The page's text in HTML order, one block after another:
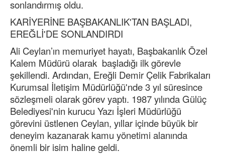
sonlandırmış oldu.
KARİYERİNE BAŞBAKANLIK'TAN BAŞLADI,
EREĞLİ'DE SONLANDIRDI
Ali Ceylan’ın memuriyet hayatı, Başbakanlık Özel
Kalem Müdürü olarak başladığı ilk görevle
şekillendi. Ardından, Ereğli Demir Çelik Fabrikaları
Kurumsal İletişim Müdürlüğü'nde 3 yıl süresince
sözleşmeli olarak görev yaptı. 1987 yılında Gülüç
Belediyesi'nin kurucu Yazı İşleri Müdürlüğü
görevini üstlenen Ceylan, yıllar içinde büyük bir
deneyim kazanarak kamu yönetimi alanında
önemli bir isim haline geldi.